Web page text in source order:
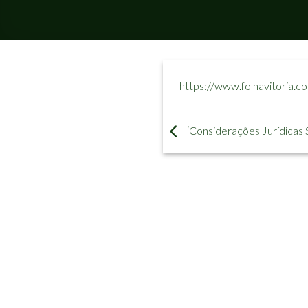
https://
‘Considerações